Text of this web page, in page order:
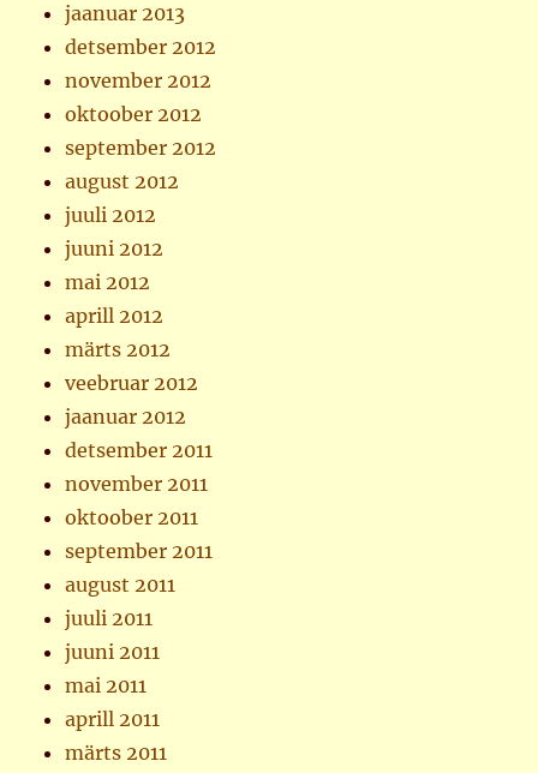
jaanuar 2013
detsember 2012
november 2012
oktoober 2012
september 2012
august 2012
juuli 2012
juuni 2012
mai 2012
aprill 2012
märts 2012
veebruar 2012
jaanuar 2012
detsember 2011
november 2011
oktoober 2011
september 2011
august 2011
juuli 2011
juuni 2011
mai 2011
aprill 2011
märts 2011